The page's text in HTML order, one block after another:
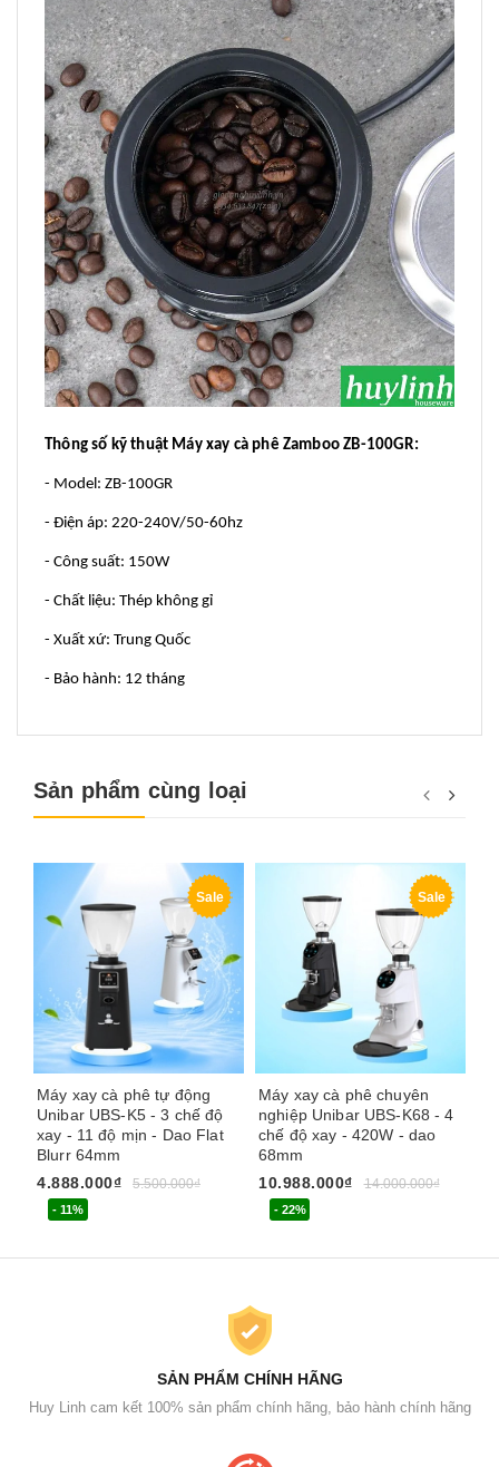
Thông số kỹ thuật Máy xay cà phê Zamboo ZB-100GR:
- Model: ZB-100GR
- Điện áp: 220-240V/50-60hz
- Công suất: 150W
- Chất liệu: Thép không gỉ
- Xuất xứ: Trung Quốc
- Bảo hành: 12 tháng
Sản phẩm cùng loại
Sale
Máy xay cà phê tự động
Unibar UBS-K5 - 3 chế độ
xay - 11 độ mịn - Dao Flat
Blurr 64mm
4.888.000₫
5.500.000₫
- 11%
Sale
Máy xay cà phê chuyên
nghiệp Unibar UBS-K68 - 4
chế độ xay - 420W - dao
68mm
10.988.000₫
14.000.000₫
- 22%
SẢN PHẨM CHÍNH HÃNG
Huy Linh cam kết 100% sản phẩm chính hãng, bảo hành chính hãng